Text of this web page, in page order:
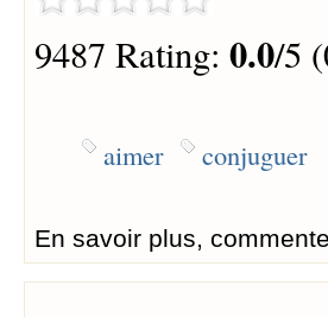
9487 Rating: 0.0/5
aimer conjuguer
En savoir plus,